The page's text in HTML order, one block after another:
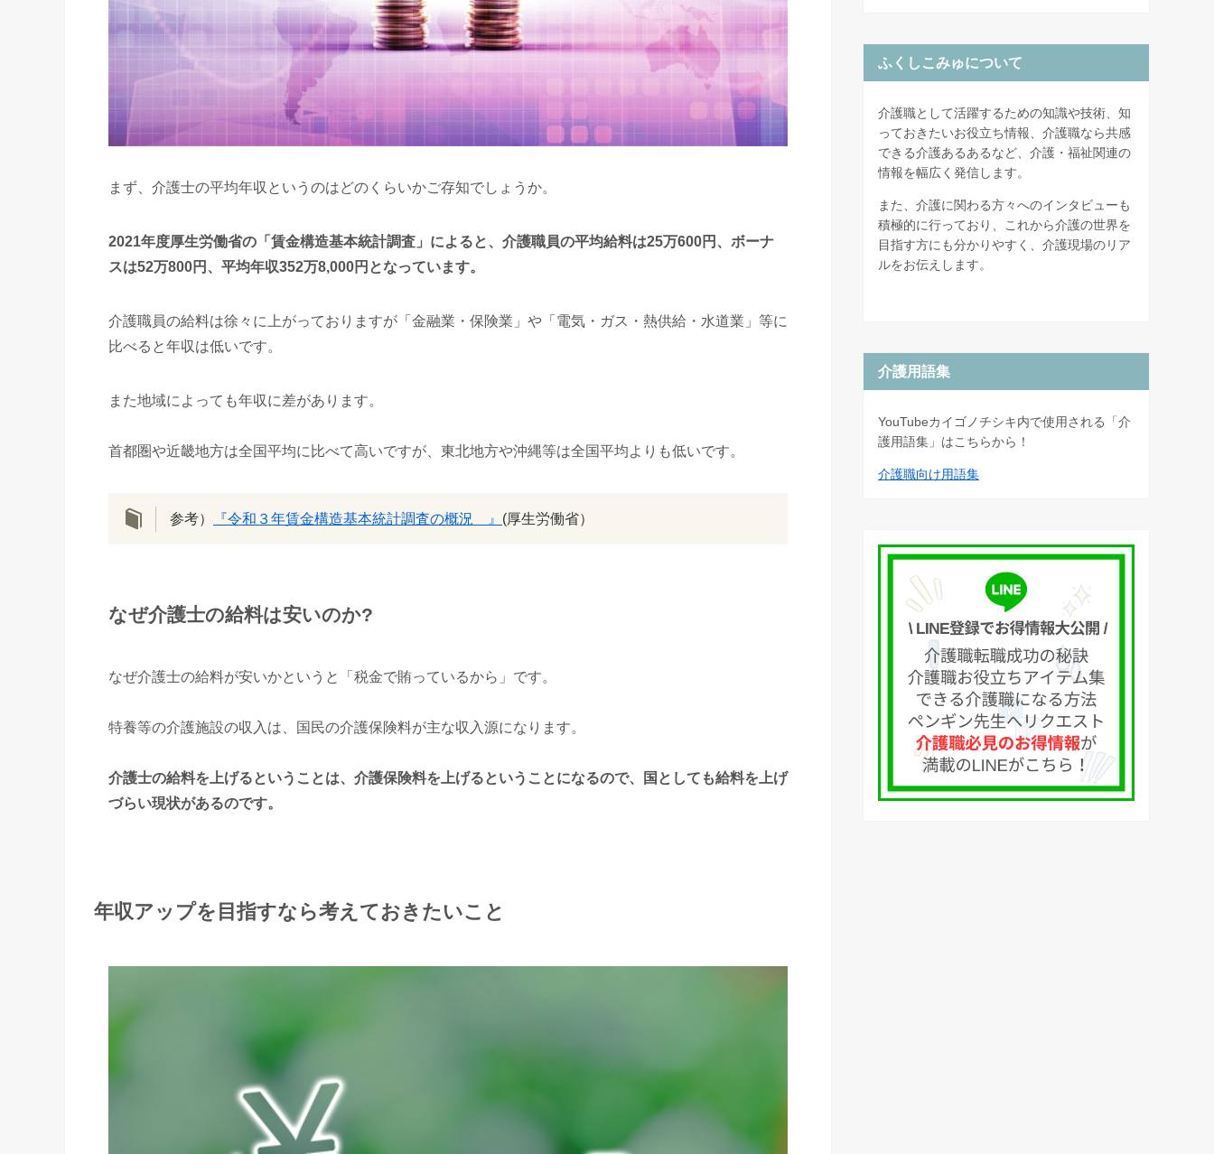
まず、介護士の平均年収というのはどのくらいかご存知でしょうか。
2021年度厚生労働省の「賃金構造基本統計調査」によると、介護職員の平均給料は25万600円、ボーナ
スは52万800円、平均年収352万8,000円となっています。
介護職員の給料は徐々に上がっておりますが「金融業・保険業」や「電気・ガス・熱供給・水道業」等に
比べると年収は低いです。
また地域によっても年収に差があります。
首都圏や近畿地方は全国平均に比べて高いですが、東北地方や沖縄等は全国平均よりも低いです。
参考） 『令和３年賃金構造基本統計調査の概況 』 (厚生労働省）
なぜ介護士の給料は安いのか?
なぜ介護士の給料が安いかというと「税金で賄っているから」です。
特養等の介護施設の収入は、国民の介護保険料が主な収入源になります。
介護士の給料を上げるということは、介護保険料を上げるということになるので、国としても給料を上げ
づらい現状があるのです。
年収アップを目指すなら考えておきたいこと
ふくしこみゅについて
介護職として活躍するための知識や技術、知
っておきたいお役立ち情報、介護職なら共感
できる介護あるあるなど、介護・福祉関連の
情報を幅広く発信します。
また、介護に関わる方々へのインタビューも
積極的に行っており、これから介護の世界を
目指す方にも分かりやすく、介護現場のリア
ルをお伝えします。
介護用語集
YouTubeカイゴノチシキ内で使用される「介
護用語集」はこちらから！
介護職向け用語集